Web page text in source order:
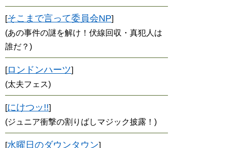
[そこまで言って委員会NP]
(あの事件の謎を解け！伏線回収・真犯人は
誰だ？)
[ロンドンハーツ]
(太夫フェス)
[にけつッ!!]
(ジュニア衝撃の割りばしマジック披露！)
[水曜日のダウンタウン]